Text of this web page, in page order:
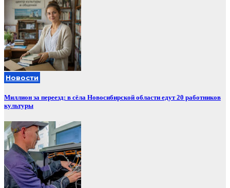
Новости
Миллион за переезд: в сёла Новосибирской области едут 20 работников
культуры